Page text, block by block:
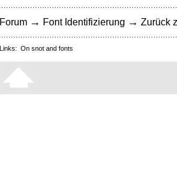
Forum → Font Identifizierung → Zurück
Links: On snot and fonts